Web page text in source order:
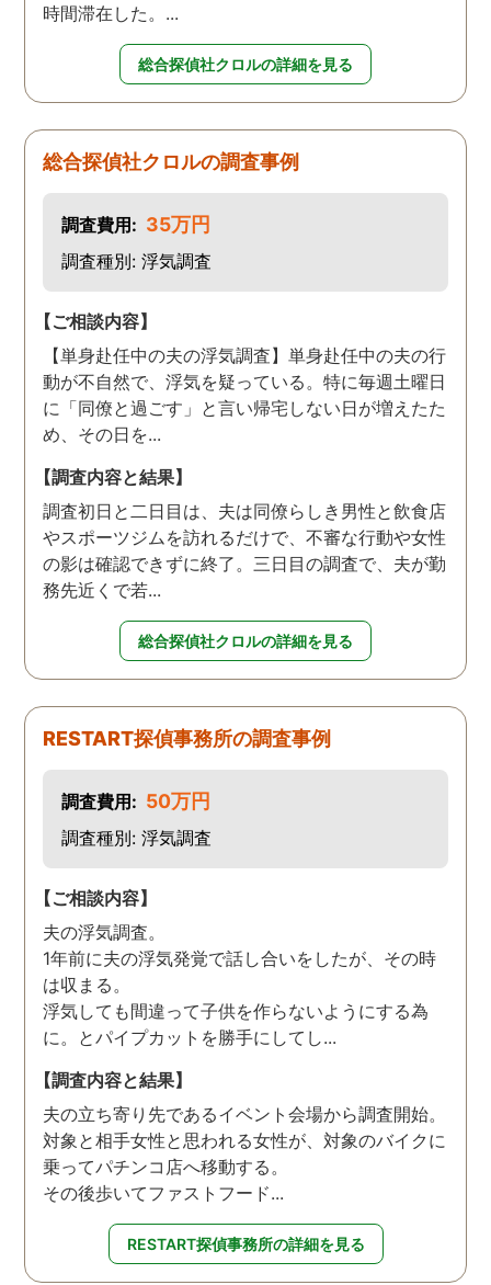
時間滞在した。...
総合探偵社クロルの詳細を見る
総合探偵社クロルの調査事例
調査費用: 35万円
調査種別: 浮気調査
【ご相談内容】
【単身赴任中の夫の浮気調査】単身赴任中の夫の行
動が不自然で、浮気を疑っている。特に毎週土曜日
に「同僚と過ごす」と言い帰宅しない日が増えたた
め、その日を...
【調査内容と結果】
調査初日と二日目は、夫は同僚らしき男性と飲食店
やスポーツジムを訪れるだけで、不審な行動や女性
の影は確認できずに終了。三日目の調査で、夫が勤
務先近くで若...
総合探偵社クロルの詳細を見る
RESTART探偵事務所の調査事例
調査費用: 50万円
調査種別: 浮気調査
【ご相談内容】
夫の浮気調査。
1年前に夫の浮気発覚で話し合いをしたが、その時
は収まる。
浮気しても間違って子供を作らないようにする為
に。とパイプカットを勝手にしてし...
【調査内容と結果】
夫の立ち寄り先であるイベント会場から調査開始。
対象と相手女性と思われる女性が、対象のバイクに
乗ってパチンコ店へ移動する。
その後歩いてファストフード...
RESTART探偵事務所の詳細を見る